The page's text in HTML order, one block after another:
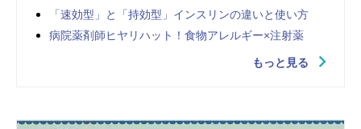
「速効型」と「持効型」インスリンの違いと使い方
病院薬剤師ヒヤリハット！食物アレルギー×注射薬
もっと見る